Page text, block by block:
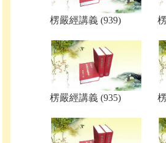
楞嚴經講義 (939)
楞嚴經講義 (935)